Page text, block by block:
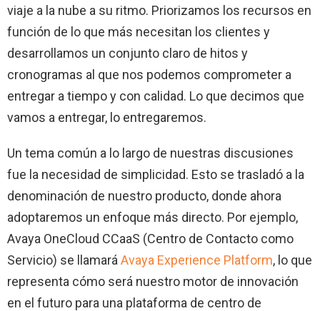
viaje a la nube a su ritmo. Priorizamos los recursos en
función de lo que más necesitan los clientes y
desarrollamos un conjunto claro de hitos y
cronogramas al que nos podemos comprometer a
entregar a tiempo y con calidad. Lo que decimos que
vamos a entregar, lo entregaremos.
Un tema común a lo largo de nuestras discusiones
fue la necesidad de simplicidad. Esto se trasladó a la
denominación de nuestro producto, donde ahora
adoptaremos un enfoque más directo. Por ejemplo,
Avaya OneCloud CCaaS (Centro de Contacto como
Servicio) se llamará Avaya Experience Platform, lo que
representa cómo será nuestro motor de innovación
en el futuro para una plataforma de centro de